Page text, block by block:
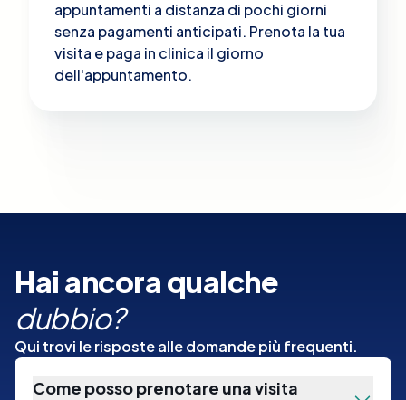
appuntamenti a distanza di pochi giorni
senza pagamenti anticipati. Prenota la tua
visita e paga in clinica il giorno
dell'appuntamento.
Hai ancora qualche
dubbio?
Qui trovi le risposte alle domande più frequenti.
Come posso prenotare una visita